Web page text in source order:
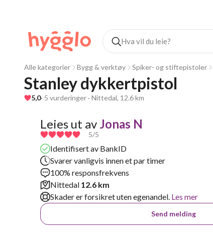
Alle kategorier Bygg & verktøy Spiker- og stiftepistoler
Stanley dykkertpistol
5,0· 5 vurderinger · Nittedal, 12.6 km
Leies ut av Jonas N
5/5
Identifisert av BankID
Svarer vanligvis innen et par timer
100% responsfrekvens
Nittedal 12.6 km
Skader er forsikret uten egenandel. Les mer
Send melding